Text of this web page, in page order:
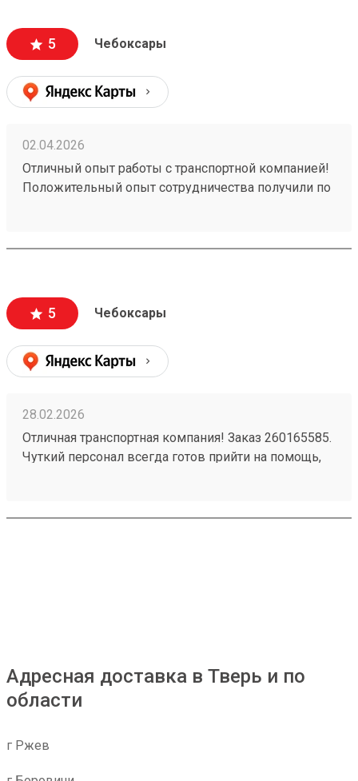
5 Чебоксары
02.04.2026
Отличный опыт работы с транспортной компанией!
Положительный опыт сотрудничества получили по
качеством предоставляемых услуг. Рекомендуем
сервис.
5 Чебоксары
28.02.2026
Отличная транспортная компания! Заказ 260165585.
Чуткий персонал всегда готов прийти на помощь,
довольна качеством услуг, рекомендую всем,
Адресная доставка в Тверь и по
области
г Ржев